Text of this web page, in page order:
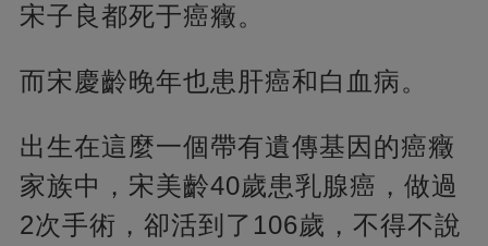
宋子良都死于癌癥。
而宋慶齡晚年也患肝癌和白血病。
出生在這麼一個帶有遺傳基因的癌癥
家族中，宋美齡40歲患乳腺癌，做過
2次手術，卻活到了106歲，不得不說